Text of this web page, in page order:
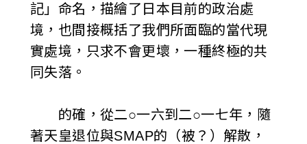
記」命名，描繪了日本目前的政治處
境，也間接概括了我們所面臨的當代現
實處境，只求不會更壞，一種終極的共
同失落。
的確，從二○一六到二○一七年，隨
著天皇退位與SMAP的（被？）解散，